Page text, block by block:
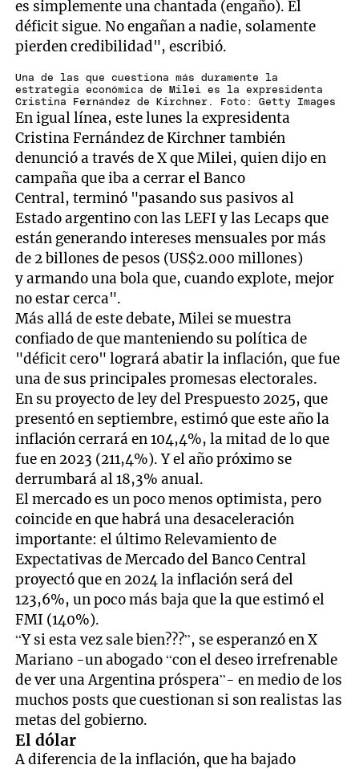
es simplemente una chantada (engaño). El
déficit sigue. No engañan a nadie, solamente
pierden credibilidad", escribió.
Una de las que cuestiona más duramente la
estrategia económica de Milei es la expresidenta
Cristina Fernández de Kirchner. Foto: Getty Images
En igual línea, este lunes la expresidenta
Cristina Fernández de Kirchner también
denunció a través de X que Milei, quien dijo en
campaña que iba a cerrar el Banco
Central, terminó "pasando sus pasivos al
Estado argentino con las LEFI y las Lecaps que
están generando intereses mensuales por más
de 2 billones de pesos (US$2.000 millones)
y armando una bola que, cuando explote, mejor
no estar cerca".
Más allá de este debate, Milei se muestra
confiado de que manteniendo su política de
"déficit cero" logrará abatir la inflación, que fue
una de sus principales promesas electorales.
En su proyecto de ley del Prespuesto 2025, que
presentó en septiembre, estimó que este año la
inflación cerrará en 104,4%, la mitad de lo que
fue en 2023 (211,4%). Y el año próximo se
derrumbará al 18,3% anual.
El mercado es un poco menos optimista, pero
coincide en que habrá una desaceleración
importante: el último Relevamiento de
Expectativas de Mercado del Banco Central
proyectó que en 2024 la inflación será del
123,6%, un poco más baja que la que estimó el
FMI (140%).
“Y si esta vez sale bien???”, se esperanzó en X
Mariano -un abogado “con el deseo irrefrenable
de ver una Argentina próspera”- en medio de los
muchos posts que cuestionan si son realistas las
metas del gobierno.
El dólar
A diferencia de la inflación, que ha bajado